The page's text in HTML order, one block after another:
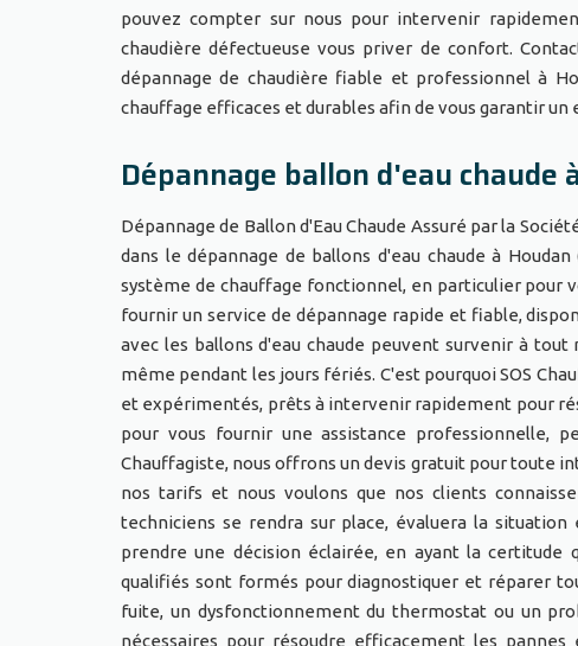
pouvez compter sur nous pour intervenir
chaudière défectueuse vous priver de confort.
dépannage de chaudière fiable et professionnel à
chauffage efficaces et durables afin de vous garantir
Dépannage ballon d'eau chaude
Dépannage de Ballon d'Eau Chaude Assuré par la
dans le dépannage de ballons d'eau chaude à
système de chauffage fonctionnel, en particulier pour
fournir un service de dépannage rapide et fiable,
avec les ballons d'eau chaude peuvent survenir à
même pendant les jours fériés. C'est pourquoi SOS
et expérimentés, prêts à intervenir rapidement pour
pour vous fournir une assistance professionnelle,
Chauffagiste, nous offrons un devis gratuit pour toute
nos tarifs et nous voulons que nos clients
techniciens se rendra sur place, évaluera la
prendre une décision éclairée, en ayant la
qualifiés sont formés pour diagnostiquer et réparer
fuite, un dysfonctionnement du thermostat ou un
nécessaires pour résoudre efficacement les